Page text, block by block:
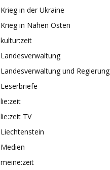
Krieg in der Ukraine
Krieg in Nahen Osten
kultur:zeit
Landesverwaltung
Landesverwaltung und Regierung
Leserbriefe
lie:zeit
lie:zeit TV
Liechtenstein
Medien
meine:zeit